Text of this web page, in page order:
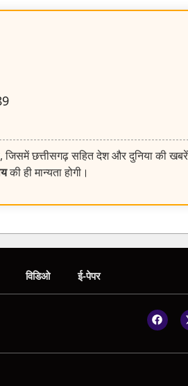
छत्तीसगढ़ सहित देश और दुनिया की
की ही मान्यता होगी।
विडिओ ई-पेपर